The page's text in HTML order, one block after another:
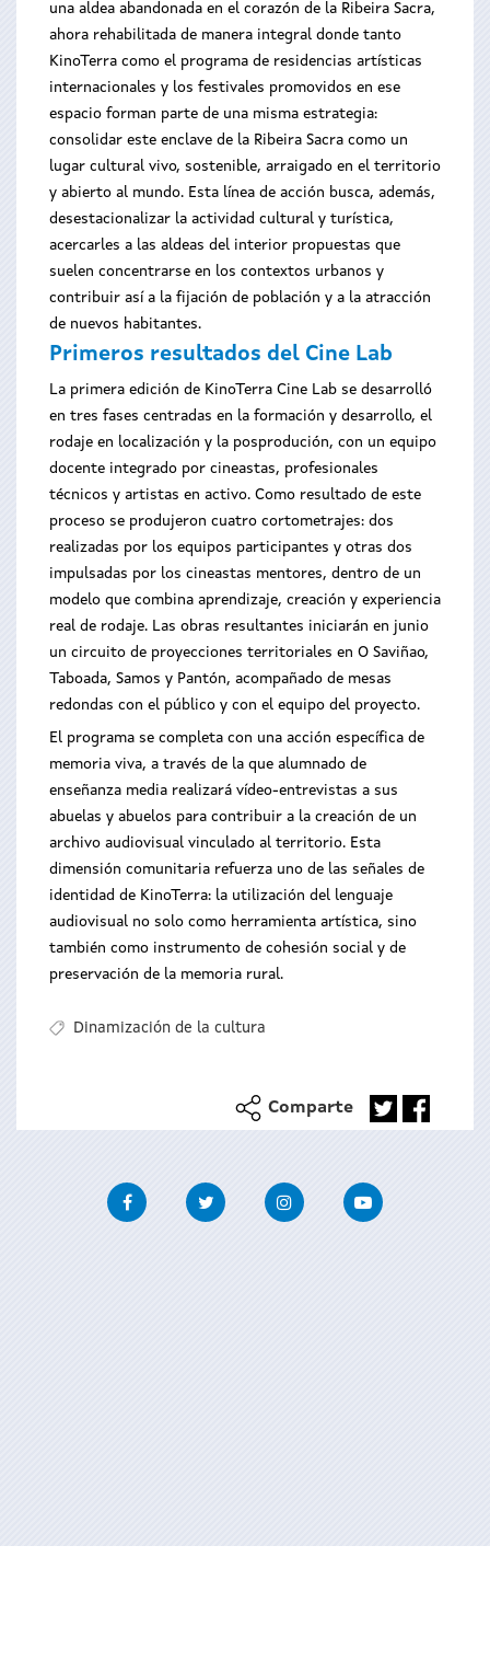
una aldea abandonada en el corazón de la Ribeira Sacra,
ahora rehabilitada de manera integral donde tanto
KinoTerra como el programa de residencias artísticas
internacionales y los festivales promovidos en ese
espacio forman parte de una misma estrategia:
consolidar este enclave de la Ribeira Sacra como un
lugar cultural vivo, sostenible, arraigado en el territorio
y abierto al mundo. Esta línea de acción busca, además,
desestacionalizar la actividad cultural y turística,
acercarles a las aldeas del interior propuestas que
suelen concentrarse en los contextos urbanos y
contribuir así a la fijación de población y a la atracción
de nuevos habitantes.
Primeros resultados del Cine Lab
La primera edición de KinoTerra Cine Lab se desarrolló
en tres fases centradas en la formación y desarrollo, el
rodaje en localización y la posprodución, con un equipo
docente integrado por cineastas, profesionales
técnicos y artistas en activo. Como resultado de este
proceso se produjeron cuatro cortometrajes: dos
realizadas por los equipos participantes y otras dos
impulsadas por los cineastas mentores, dentro de un
modelo que combina aprendizaje, creación y experiencia
real de rodaje. Las obras resultantes iniciarán en junio
un circuito de proyecciones territoriales en O Saviñao,
Taboada, Samos y Pantón, acompañado de mesas
redondas con el público y con el equipo del proyecto.
El programa se completa con una acción específica de
memoria viva, a través de la que alumnado de
enseñanza media realizará vídeo-entrevistas a sus
abuelas y abuelos para contribuir a la creación de un
archivo audiovisual vinculado al territorio. Esta
dimensión comunitaria refuerza uno de las señales de
identidad de KinoTerra: la utilización del lenguaje
audiovisual no solo como herramienta artística, sino
también como instrumento de cohesión social y de
preservación de la memoria rural.
Dinamización de la cultura
Comparte
FacebookTwitter InstagramYoutube